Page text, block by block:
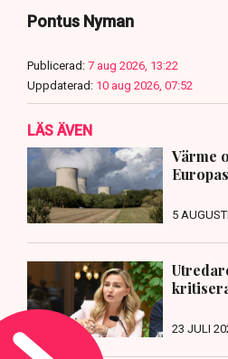
Pontus Nyman
Publicerad: 7 aug 2026, 13:22
Uppdaterad: 10 aug 2026, 07:52
LÄS ÄVEN
Värme
5
23 JULI